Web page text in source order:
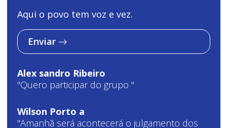
Aqui o povo tem voz e vez.
Enviar
Alex sandro Ribeiro
"Quero participar do grupo "
Wilson Porto a
"Amanhã será acontecerá o julgamento dos